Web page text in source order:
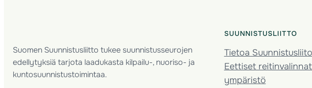
Suomen Suunnistusliitto tukee suunnistusseurojen
edellytyksiä tarjota laadukasta kilpailu-, nuoriso- ja
kuntosuunnistustoimintaa.
SUUNNISTUSLIITTO
Tietoa
Eettiset
ympäristö